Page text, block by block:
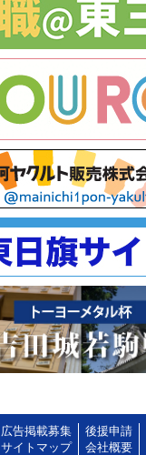
広告掲載募集 後援申請
サイトマップ 会社概要